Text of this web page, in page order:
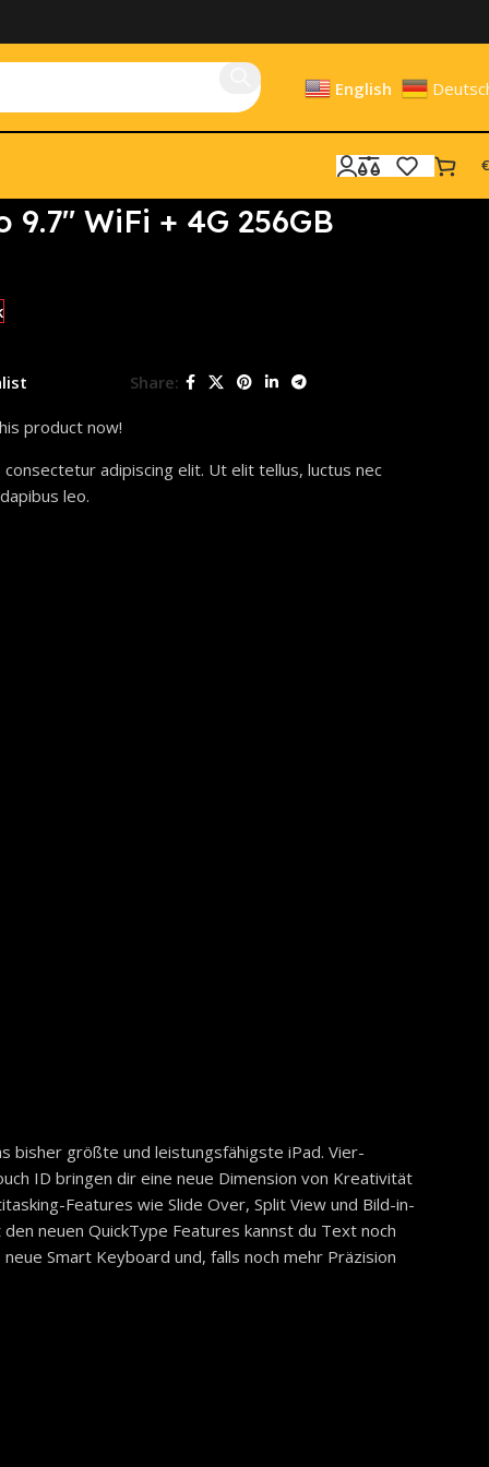
English
€
WiFi + 4G 256GB
Share:
product now!
adipiscing elit. Ut elit tellus, luctus nec
leo.
bisher größte und leistungsfähigste iPad. Vier-
ID bringen dir eine neue Dimension von Kreativität
Features wie Slide Over, Split View und Bild-in-
neuen QuickType Features kannst du Text noch
Smart Keyboard und, falls noch mehr Präzision